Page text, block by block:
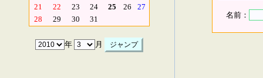
21
22 23 24 25 26
27
28
29 30 31
年 月
名前：